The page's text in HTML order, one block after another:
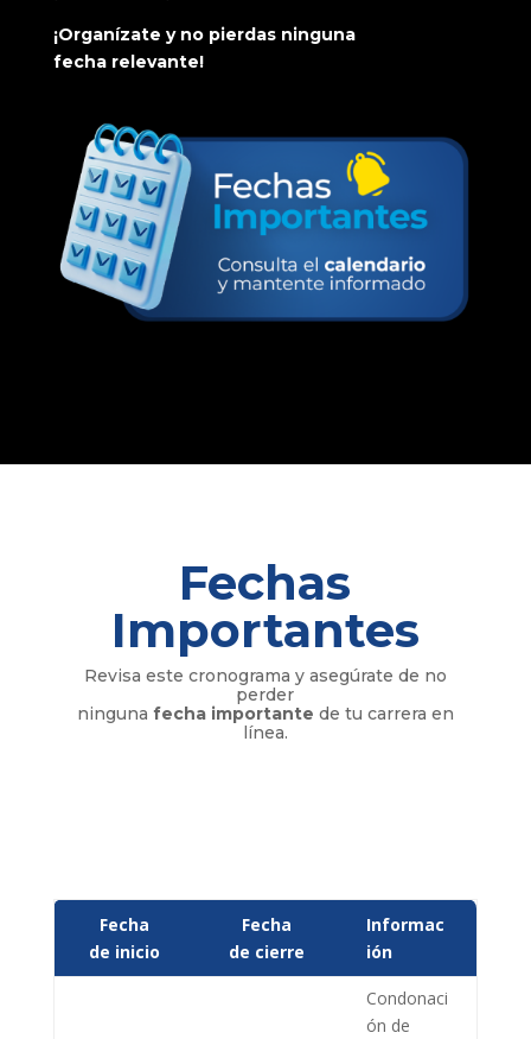
¡Organízate y no pierdas ninguna
fecha relevante!
Fechas
Importantes
Revisa este cronograma y asegúrate de no
perder
ninguna fecha importante de tu carrera en
línea.
Fecha
de inicio
Fecha
de cierre
Informac
ión
Condonaci
ón de